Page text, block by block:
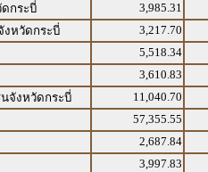
กระบี่
3,985.31
งหวัดกระบี่
3,217.70
5,518.34
3,610.83
จังหวัดกระบี่
11,040.70
57,355.55
2,687.84
3,997.83